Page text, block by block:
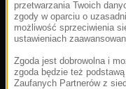
przetwarzania Twoich
zgody w oparciu o
możliwość sprzeciwienia
ustawieniach
Zgoda jest dobrowolna i
zgoda będzie też
Zaufanych Partnerów z